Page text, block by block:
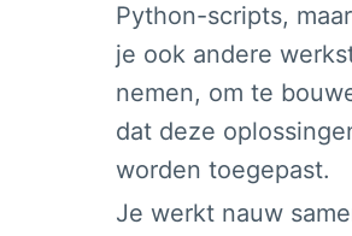
Python-scripts,
je ook andere
nemen, om te
dat deze
worden toegepast.
Je werkt nauw